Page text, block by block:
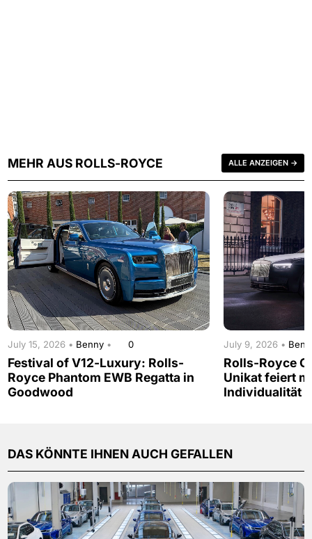
MEHR AUS ROLLS-ROYCE ALLE ANZEIGEN →
July 15, 2026 • Benny • 0
Festival of V12-Luxury: Rolls-
Royce Phantom EWB Regatta in
Goodwood
July 9, 2026 •
Rolls-Royce
Unikat feiert
Individualität
DAS KÖNNTE IHNEN AUCH GEFALLEN